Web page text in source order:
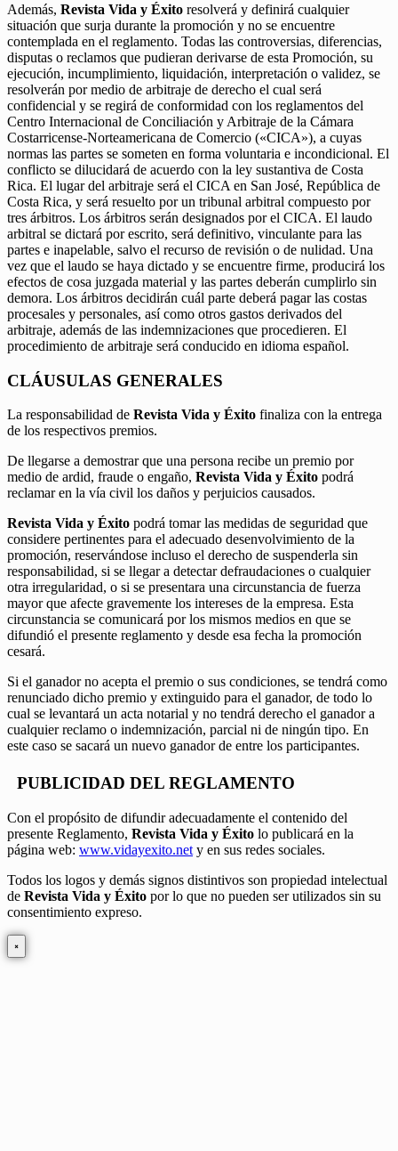
Además, Revista Vida y Éxito resolverá y definirá cualquier
situación que surja durante la promoción y no se encuentre
contemplada en el reglamento. Todas las controversias, diferencias,
disputas o reclamos que pudieran derivarse de esta Promoción, su
ejecución, incumplimiento, liquidación, interpretación o validez, se
resolverán por medio de arbitraje de derecho el cual será
confidencial y se regirá de conformidad con los reglamentos del
Centro Internacional de Conciliación y Arbitraje de la Cámara
Costarricense-Norteamericana de Comercio («CICA»), a cuyas
normas las partes se someten en forma voluntaria e incondicional. El
conflicto se dilucidará de acuerdo con la ley sustantiva de Costa
Rica. El lugar del arbitraje será el CICA en San José, República de
Costa Rica, y será resuelto por un tribunal arbitral compuesto por
tres árbitros. Los árbitros serán designados por el CICA. El laudo
arbitral se dictará por escrito, será definitivo, vinculante para las
partes e inapelable, salvo el recurso de revisión o de nulidad. Una
vez que el laudo se haya dictado y se encuentre firme, producirá los
efectos de cosa juzgada material y las partes deberán cumplirlo sin
demora. Los árbitros decidirán cuál parte deberá pagar las costas
procesales y personales, así como otros gastos derivados del
arbitraje, además de las indemnizaciones que procedieren. El
procedimiento de arbitraje será conducido en idioma español.
CLÁUSULAS GENERALES
La responsabilidad de Revista Vida y Éxito finaliza con la entrega
de los respectivos premios.
De llegarse a demostrar que una persona recibe un premio por
medio de ardid, fraude o engaño, Revista Vida y Éxito podrá
reclamar en la vía civil los daños y perjuicios causados.
Revista Vida y Éxito podrá tomar las medidas de seguridad que
considere pertinentes para el adecuado desenvolvimiento de la
promoción, reservándose incluso el derecho de suspenderla sin
responsabilidad, si se llegar a detectar defraudaciones o cualquier
otra irregularidad, o si se presentara una circunstancia de fuerza
mayor que afecte gravemente los intereses de la empresa. Esta
circunstancia se comunicará por los mismos medios en que se
difundió el presente reglamento y desde esa fecha la promoción
cesará.
Si el ganador no acepta el premio o sus condiciones, se tendrá como
renunciado dicho premio y extinguido para el ganador, de todo lo
cual se levantará un acta notarial y no tendrá derecho el ganador a
cualquier reclamo o indemnización, parcial ni de ningún tipo. En
este caso se sacará un nuevo ganador de entre los participantes.
PUBLICIDAD DEL REGLAMENTO
Con el propósito de difundir adecuadamente el contenido del
presente Reglamento, Revista Vida y Éxito lo publicará en la
página web: www.vidayexito.net y en sus redes sociales.
Todos los logos y demás signos distintivos son propiedad intelectual
de Revista Vida y Éxito por lo que no pueden ser utilizados sin su
consentimiento expreso.
×